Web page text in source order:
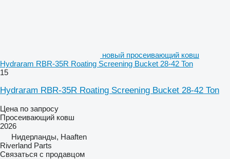
новый просеивающий ковш
Hydraram RBR-35R Roating Screening Bucket 28-42 Ton
15
Hydraram RBR-35R Roating Screening Bucket 28-42 Ton
Цена по запросу
Просеивающий ковш
2026
Нидерланды, Haaften
Riverland Parts
Связаться с продавцом